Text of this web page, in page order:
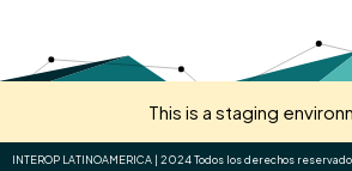
This is a staging
INTEROP LATINOAMERICA | 2024 Todos los derechos